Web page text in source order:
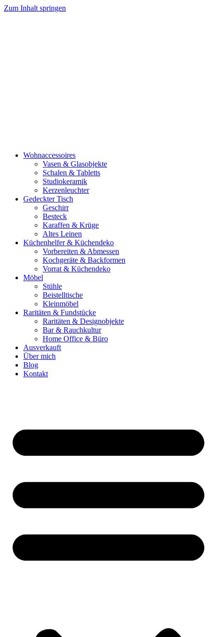
Zum Inhalt springen
Wohnaccessoires
Vasen & Glasobjekte
Schalen & Tabletts
Studiokeramik
Kerzenleuchter
Gedeckter Tisch
Geschirr
Besteck
Karaffen & Krüge
Altes Leinen
Küchenhelfer & Küchendeko
Vorbereiten & Abmessen
Kochgeräte & Backformen
Vorrat & Küchendeko
Möbel
Stühle
Beistelltische
Kleinmöbel
Raritäten & Fundstücke
Raritäten & Designobjekte
Bar & Rauchkultur
Home Office & Büro
Ausverkauft
Über mich
Blog
Kontakt